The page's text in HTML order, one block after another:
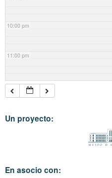
10:00 pm
11:00 pm
Un proyecto:
En asocio con: